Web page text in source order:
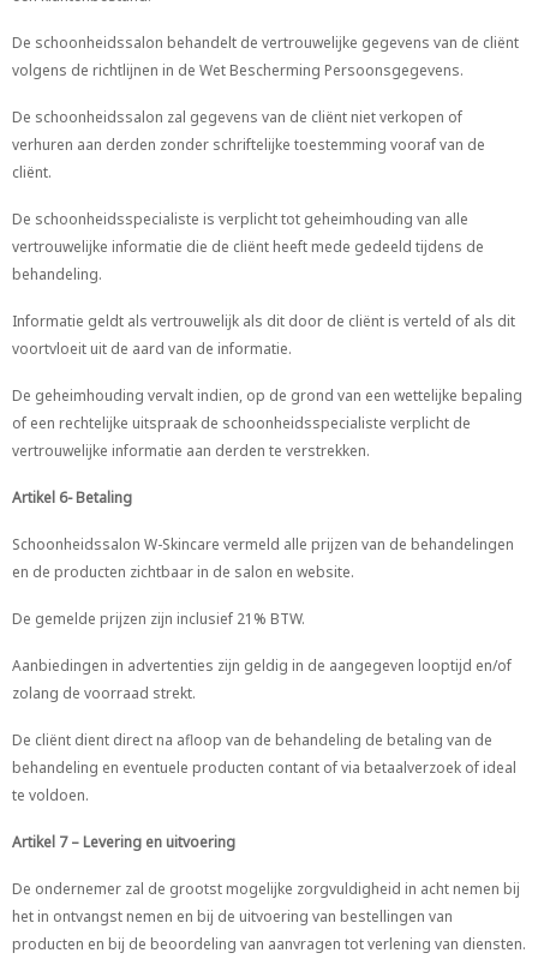
De schoonheidssalon behandelt de vertrouwelijke gegevens van de cliënt
volgens de richtlijnen in de Wet Bescherming Persoonsgegevens.
De schoonheidssalon zal gegevens van de cliënt niet verkopen of
verhuren aan derden zonder schriftelijke toestemming vooraf van de
cliënt.
De schoonheidsspecialiste is verplicht tot geheimhouding van alle
vertrouwelijke informatie die de cliënt heeft mede gedeeld tijdens de
behandeling.
Informatie geldt als vertrouwelijk als dit door de cliënt is verteld of als dit
voortvloeit uit de aard van de informatie.
De geheimhouding vervalt indien, op de grond van een wettelijke bepaling
of een rechtelijke uitspraak de schoonheidsspecialiste verplicht de
vertrouwelijke informatie aan derden te verstrekken.
Artikel 6- Betaling
Schoonheidssalon W-Skincare vermeld alle prijzen van de behandelingen
en de producten zichtbaar in de salon en website.
De gemelde prijzen zijn inclusief 21% BTW.
Aanbiedingen in advertenties zijn geldig in de aangegeven looptijd en/of
zolang de voorraad strekt.
De cliënt dient direct na afloop van de behandeling de betaling van de
behandeling en eventuele producten contant of via betaalverzoek of ideal
te voldoen.
Artikel 7 – Levering en uitvoering
De ondernemer zal de grootst mogelijke zorgvuldigheid in acht nemen bij
het in ontvangst nemen en bij de uitvoering van bestellingen van
producten en bij de beoordeling van aanvragen tot verlening van diensten.